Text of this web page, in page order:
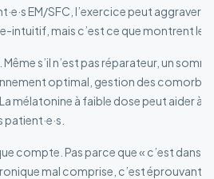
EM/SFC, l’exercice peut aggraver
intuitif, mais c’est ce que montrent les
s’il n’est pas réparateur, un
optimal, gestion des
mélatonine à faible dose peut aider à
compte. Pas parce que « c’est dans
mal comprise, c’est éprouvant.